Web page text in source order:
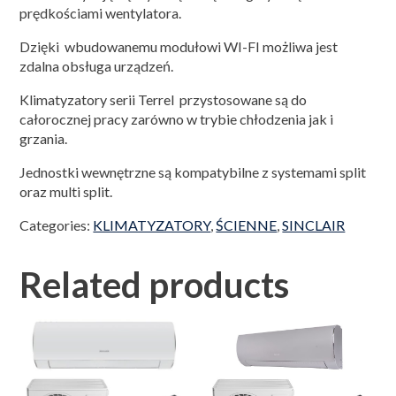
prędkościami wentylatora.
Dzięki wbudowanemu modułowi WI-FI możliwa jest
zdalna obsługa urządzeń.
Klimatyzatory serii Terrel przystosowane są do
całorocznej pracy zarówno w trybie chłodzenia jak i
grzania.
Jednostki wewnętrzne są kompatybilne z systemami split
oraz multi split.
Categories: KLIMATYZATORY, ŚCIENNE ,SINCLAIR
Related products